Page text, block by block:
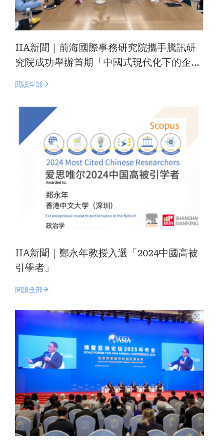
IIA新聞｜前海國際事務研究院攜手騰訊研
究院成功舉辦首期「中國式現代化下的企業
閱讀全部
IIA新聞｜鄭永年教授入選「2024中國高被
引學者」
閱讀全部